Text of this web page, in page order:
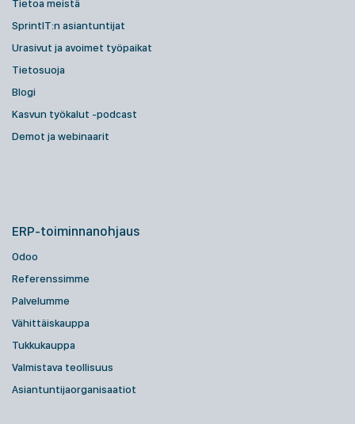
Tietoa meistä
SprintIT:n asiantuntijat
Urasivut ja avoimet työpaikat
Tietosuoja
Blogi
Kasvun työkalut -podcast
Demot ja webinaarit
ERP-toiminnanohjaus
Odoo
Referenssimme
Palvelumme
Vähittäiskauppa
Tukkukauppa
Valmistava teollisuus
Asiantuntijaorganisaatiot